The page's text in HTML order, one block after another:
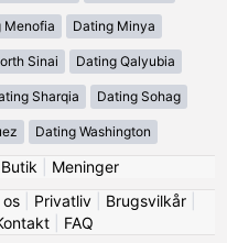
Menofia Dating Minya
Sinai Dating Qalyubia
Sharqia Dating Sohag
Dating Washington
Butik
Meninger
| Privatliv| Brugsvilkår|
| FAQ